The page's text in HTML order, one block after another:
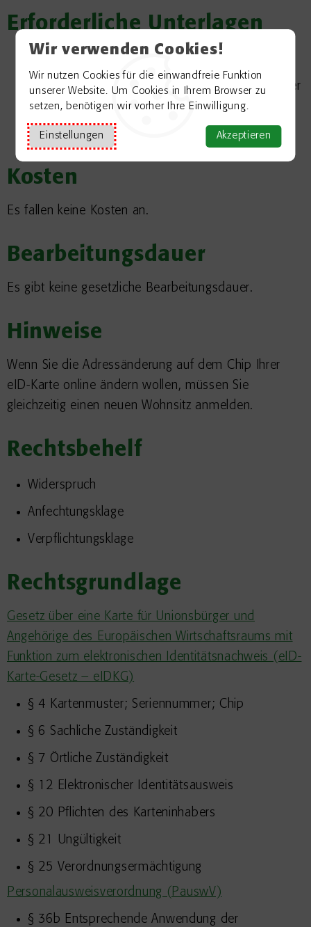
Wir verwenden Cookies!
Wir nutzen Cookies für die einwandfreie Funktion
unserer Website. Um Cookies in Ihrem Browser zu
setzen, benötigen wir vorher Ihre Einwilligung.
Einstellungen Akzeptieren
Erforderliche Unterlagen
anerkannter und gültiger ausländischer Pass oder
Personalausweis
aktuelle amtliche Meldebestätigung
Kosten
Es fallen keine Kosten an.
Bearbeitungsdauer
Es gibt keine gesetzliche Bearbeitungsdauer.
Hinweise
Wenn Sie die Adressänderung auf dem Chip Ihrer
eID-Karte online ändern wollen, müssen Sie
gleichzeitig einen neuen Wohnsitz anmelden.
Rechtsbehelf
Widerspruch
Anfechtungsklage
Verpflichtungsklage
Rechtsgrundlage
Gesetz über eine Karte für Unionsbürger und
Angehörige des Europäischen Wirtschaftsraums mit
Funktion zum elektronischen Identitätsnachweis (eID-
Karte-Gesetz – eIDKG)
§ 4 Kartenmuster; Seriennummer; Chip
§ 6 Sachliche Zuständigkeit
§ 7 Örtliche Zuständigkeit
§ 12 Elektronischer Identitätsausweis
§ 20 Pflichten des Karteninhabers
§ 21 Ungültigkeit
§ 25 Verordnungsermächtigung
Personalausweisverordnung (PauswV)
§ 36b Entsprechende Anwendung der